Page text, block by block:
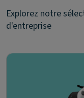
Explorez notre
d'entreprise